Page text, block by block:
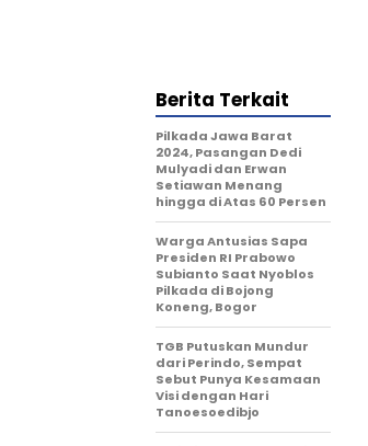
Berita Terkait
Pilkada Jawa Barat
2024, Pasangan Dedi
Mulyadi dan Erwan
Setiawan Menang
hingga di Atas 60 Persen
Warga Antusias Sapa
Presiden RI Prabowo
Subianto Saat Nyoblos
Pilkada di Bojong
Koneng, Bogor
TGB Putuskan Mundur
dari Perindo, Sempat
Sebut Punya Kesamaan
Visi dengan Hari
Tanoesoedibjo